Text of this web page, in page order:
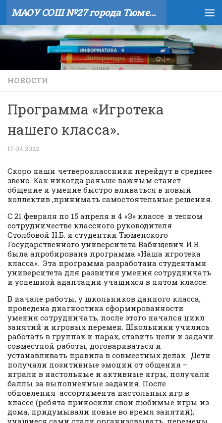
Skip to content МАОУ СОШ №27 города Тюмени
НОВОСТИ
Программа «Игротека
нашего класса».
17.04.2022
Скоро наши четвероклассники перейдут в среднее
звено. Как никогда раньше важным станет
общение и умение быстро вливаться в новый
коллектив ,принимать самостоятельные решения.
С 21 февраля по 15 апреля в 4 «З» классе в тесном
сотрудничестве классного руководителя
Столбовой Н.Б. и студентки Тюменского
Государственного университета Вабищевич И.В.
была апробирована программа «Наша игротека
класса». Эта программа разработана студентами
университета для развития умения сотрудничать
и успешной адаптации учащихся в пятом классе.
В начале работы, у школьников данного класса,
проведена диагностика сформированности
умения сотрудничать, после этого начался цикл
занятий и игровых перемен. Школьники учились
работать в группах и парах, ставить цели и задачи
совместной работы, договариваться и
устанавливать правила в совместных делах. Дети
получали позитивные эмоции от общения –
играли в настольные и активные игры, получали
баллы за выполненные задания. После
обновления ассортимента настольных игр в
классе (ребята приносили свои любимые игры из
дома, придумывали новые во время занятий),
учащиеся сами стали организовывать перемены,